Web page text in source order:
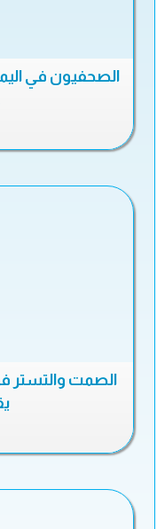
الصحفيون في
الصمت والتستر